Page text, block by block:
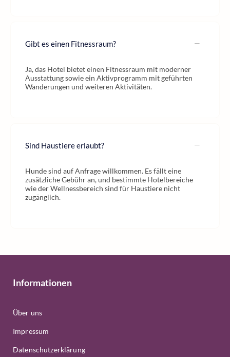
Gibt es einen Fitnessraum?
Ja, das Hotel bietet einen Fitnessraum mit moderner
Ausstattung sowie ein Aktivprogramm mit geführten
Wanderungen und weiteren Aktivitäten.
Sind Haustiere erlaubt?
Hunde sind auf Anfrage willkommen. Es fällt eine
zusätzliche Gebühr an, und bestimmte Hotelbereiche
wie der Wellnessbereich sind für Haustiere nicht
zugänglich.
Informationen
Über uns
Impressum
Datenschutzerklärung